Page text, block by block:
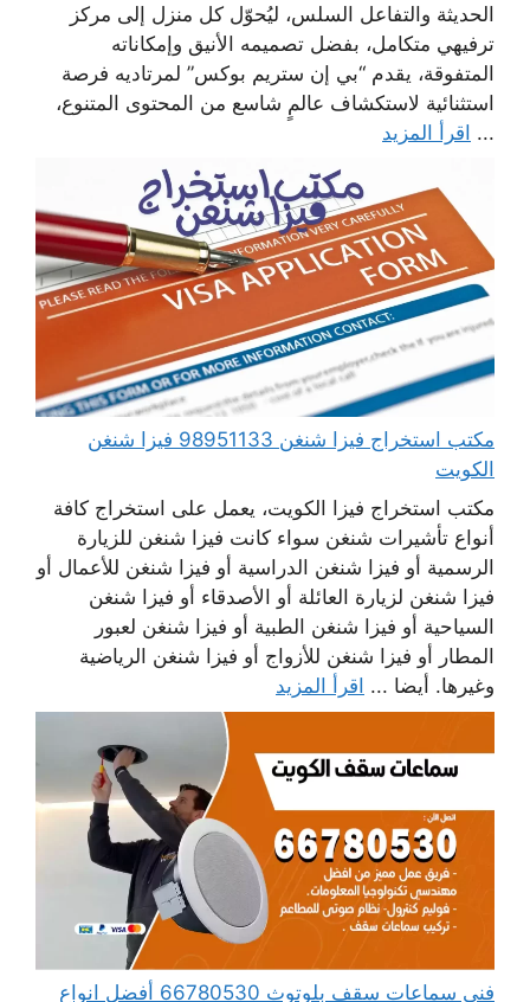
الحديثة والتفاعل السلس، ليُحوّل كل منزل إلى مركز
ترفيهي متكامل، بفضل تصميمه الأنيق وإمكاناته
المتفوقة، يقدم “بي إن ستريم بوكس” لمرتاديه فرصة
استثنائية لاستكشاف عالمٍ شاسع من المحتوى المتنوع،
... اقرأ المزيد
مكتب استخراج فيزا شنغن 98951133 فيزا شنغن
الكويت
مكتب استخراج فيزا الكويت، يعمل على استخراج كافة
أنواع تأشيرات شنغن سواء كانت فيزا شنغن للزيارة
الرسمية أو فيزا شنغن الدراسية أو فيزا شنغن للأعمال أو
فيزا شنغن لزيارة العائلة أو الأصدقاء أو فيزا شنغن
السياحية أو فيزا شنغن الطبية أو فيزا شنغن لعبور
المطار أو فيزا شنغن للأزواج أو فيزا شنغن الرياضية
وغيرها. أيضا ... اقرأ المزيد
فني سماعات سقف بلوتوث 66780530 أفضل انواع